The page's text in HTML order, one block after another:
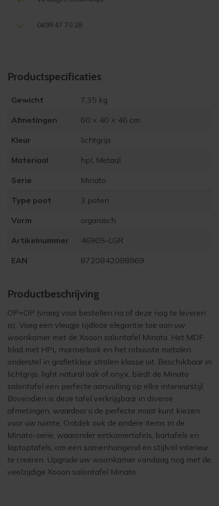
0499 47 70 28
Product­specificaties
Gewicht 7,35 kg
Afmetingen 60 × 40 × 46 cm
Kleur lichtgrijs
Materiaal hpl, Metaal
Serie Minato
Type poot 3 poten
Vorm organisch
Artikelnummer 46905-LGR
EAN 8720842088869
Product­beschrijving
OP=OP (vraag voor bestellen na of deze nog te leveren
is). Voeg een vleugje tijdloze elegantie toe aan uw
woonkamer met de Xooon salontafel Minato. Het MDF
blad met HPL marmerlook en het robuuste metalen
onderstel in grafietkleur stralen klasse uit. Beschikbaar in
lichtgrijs, light natural oak of onyx, biedt de Minato
salontafel een perfecte aanvulling op elke interieurstijl.
Bovendien is deze tafel verkrijgbaar in diverse
afmetingen, waardoor u de perfecte maat kunt kiezen
voor uw ruimte. Ontdek ook de andere items in de
Minato-serie, waaronder eetkamertafels, bartafels en
laptoptafels, om een samenhangend en stijlvol interieur
te creëren. Upgrade uw woonkamer vandaag nog met de
veelzijdige Xooon salontafel Minato.